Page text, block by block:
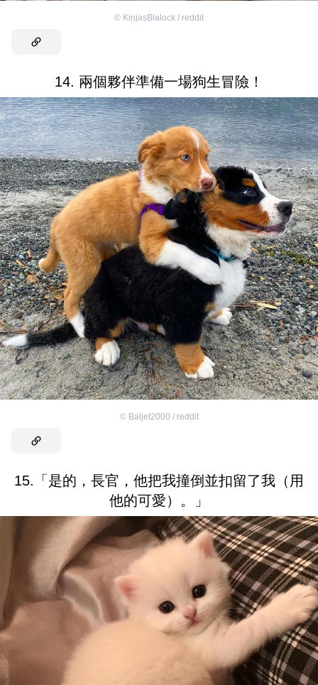
© KinjasBlalock / reddit
14. 兩個夥伴準備一場狗生冒險！
© Baljet2000 / reddit
15.「是的，長官，他把我撞倒並扣留了我（用
他的可愛）。」